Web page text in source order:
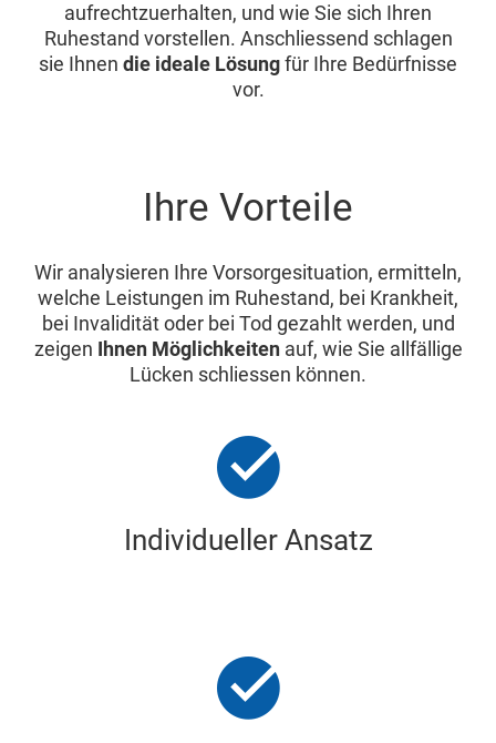
aufrechtzuerhalten, und wie Sie sich Ihren
Ruhestand vorstellen. Anschliessend schlagen
sie Ihnen die ideale Lösungfür Ihre Bedürfnisse
vor.
Ihre Vorteile
Wir analysieren Ihre Vorsorgesituation, ermitteln,
welche Leistungen im Ruhestand, bei Krankheit,
bei Invalidität oder bei Tod gezahlt werden, und
zeigen Ihnen Möglichkeitenauf, wie Sie allfällige
Lücken schliessen können.
Individueller Ansatz